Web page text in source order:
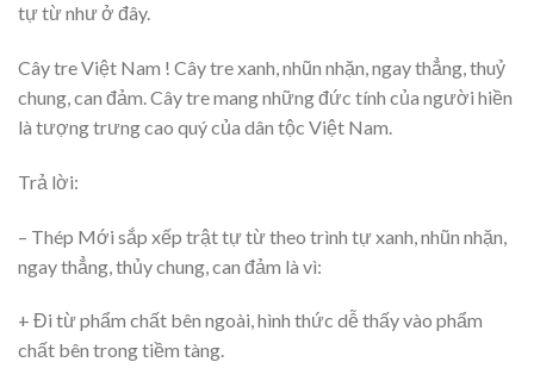
tự từ như ở đây.
Cây tre Việt Nam ! Cây tre xanh, nhũn nhặn, ngay thẳng, thuỷ
chung, can đảm. Cây tre mang những đức tính của người hiền
là tượng trưng cao quý của dân tộc Việt Nam.
Trả lời:
– Thép Mới sắp xếp trật tự từ theo trình tự xanh, nhũn nhặn,
ngay thẳng, thủy chung, can đảm là vì:
+ Đi từ phẩm chất bên ngoài, hình thức dễ thấy vào phẩm
chất bên trong tiềm tàng.